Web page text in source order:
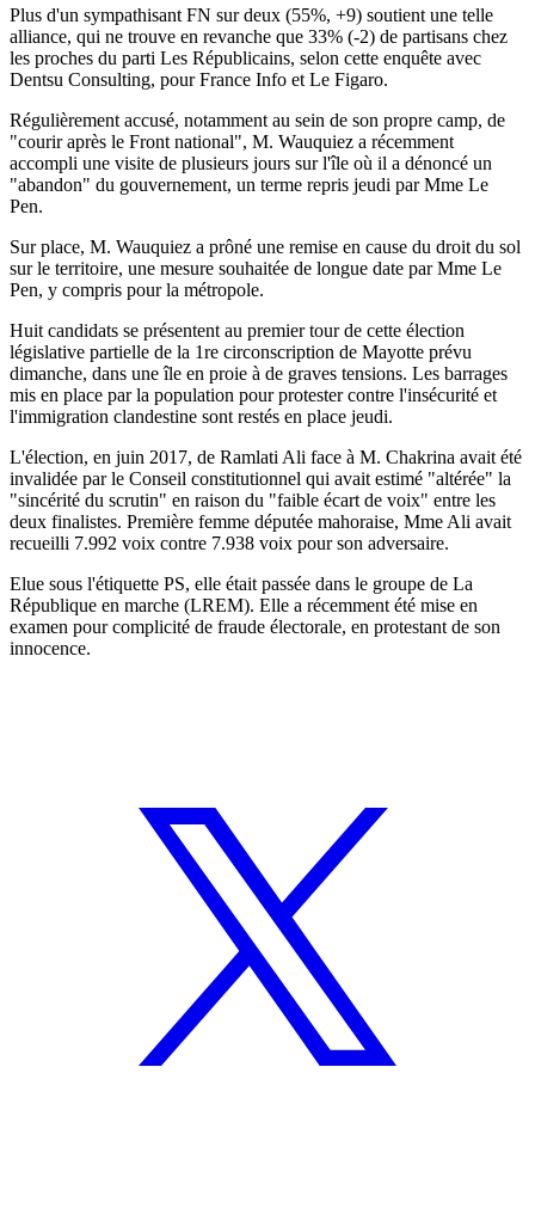
Plus d'un sympathisant FN sur deux (55%, +9) soutient une telle
alliance, qui ne trouve en revanche que 33% (-2) de partisans chez
les proches du parti Les Républicains, selon cette enquête avec
Dentsu Consulting, pour France Info et Le Figaro.
Régulièrement accusé, notamment au sein de son propre camp, de
"courir après le Front national", M. Wauquiez a récemment
accompli une visite de plusieurs jours sur l'île où il a dénoncé un
"abandon" du gouvernement, un terme repris jeudi par Mme Le
Pen.
Sur place, M. Wauquiez a prôné une remise en cause du droit du sol
sur le territoire, une mesure souhaitée de longue date par Mme Le
Pen, y compris pour la métropole.
Huit candidats se présentent au premier tour de cette élection
législative partielle de la 1re circonscription de Mayotte prévu
dimanche, dans une île en proie à de graves tensions. Les barrages
mis en place par la population pour protester contre l'insécurité et
l'immigration clandestine sont restés en place jeudi.
L'élection, en juin 2017, de Ramlati Ali face à M. Chakrina avait été
invalidée par le Conseil constitutionnel qui avait estimé "altérée" la
"sincérité du scrutin" en raison du "faible écart de voix" entre les
deux finalistes. Première femme députée mahoraise, Mme Ali avait
recueilli 7.992 voix contre 7.938 voix pour son adversaire.
Elue sous l'étiquette PS, elle était passée dans le groupe de La
République en marche (LREM). Elle a récemment été mise en
examen pour complicité de fraude électorale, en protestant de son
innocence.